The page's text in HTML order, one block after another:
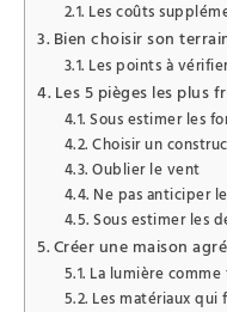
Les coûts
Bien choisir son
Les points à
Les 5 pièges les plus
Sous estimer les
Choisir un
Oublier le vent
Ne pas anticiper
Sous estimer les
Créer une maison
La lumière
Les matériaux